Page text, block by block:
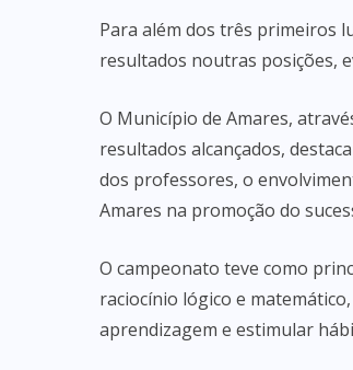
Para além dos três primeiros
resultados noutras posições,
O Município de Amares,
resultados alcançados,
dos professores, o
Amares na promoção do
O campeonato teve como
raciocínio lógico e
aprendizagem e estimular